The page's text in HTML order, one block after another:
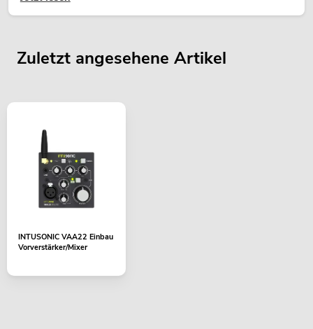
Zuletzt angesehene Artikel
INTUSONIC VAA22 Einbau
Vorverstärker/Mixer